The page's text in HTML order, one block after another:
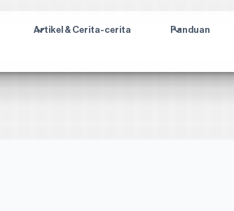
Artikel & Cerita-cerita Panduan